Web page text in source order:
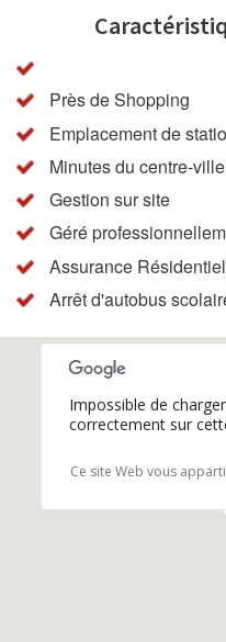
Près de Shopping
Emplacement de
Minutes du centre-ville
Gestion sur site
Géré
Assurance
Arrêt d'autobus
Impossible de
correctement sur
Ce site Web vous